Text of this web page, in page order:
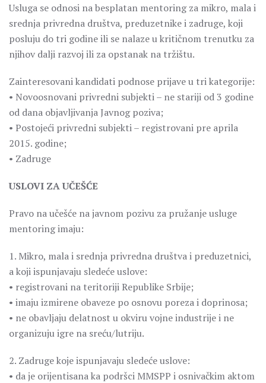
Usluga se odnosi na besplatan mentoring za mikro, mala i
srednja privredna društva, preduzetnike i zadruge, koji
posluju do tri godine ili se nalaze u kritičnom trenutku za
njihov dalji razvoj ili za opstanak na tržištu.
Zainteresovani kandidati podnose prijave u tri kategorije:
• Novoosnovani privredni subjekti – ne stariji od 3 godine
od dana objavljivanja Javnog poziva;
• Postojeći privredni subjekti – registrovani pre aprila
2015. godine;
• Zadruge
USLOVI ZA UČEŠĆE
Pravo na učešće na javnom pozivu za pružanje usluge
mentoring imaju:
1. Mikro, mala i srednja privredna društva i preduzetnici,
a koji ispunjavaju sledeće uslove:
• registrovani na teritoriji Republike Srbije;
• imaju izmirene obaveze po osnovu poreza i doprinosa;
• ne obavljaju delatnost u okviru vojne industrije i ne
organizuju igre na sreću/lutriju.
2. Zadruge koje ispunjavaju sledeće uslove:
• da je orijentisana ka podršci MMSPP i osnivačkim aktom